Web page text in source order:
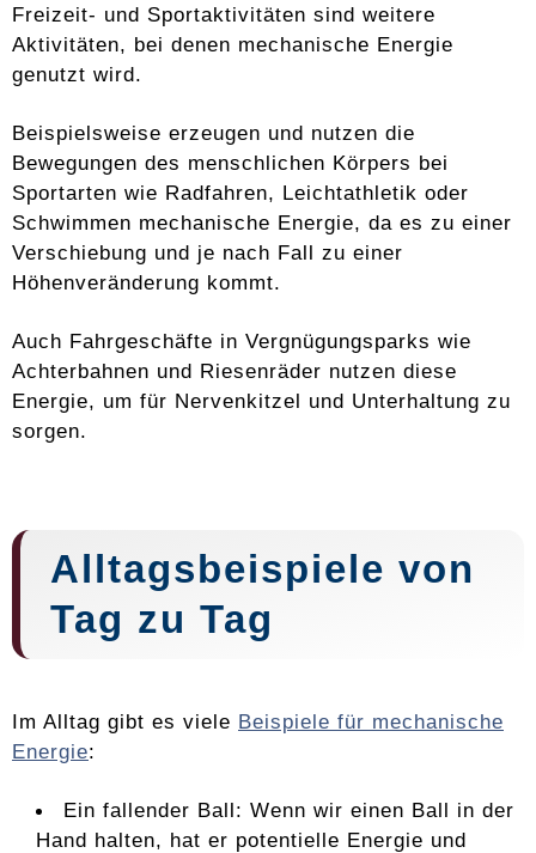
Freizeit- und Sportaktivitäten sind weitere
Aktivitäten, bei denen mechanische Energie
genutzt wird.
Beispielsweise erzeugen und nutzen die
Bewegungen des menschlichen Körpers bei
Sportarten wie Radfahren, Leichtathletik oder
Schwimmen mechanische Energie, da es zu einer
Verschiebung und je nach Fall zu einer
Höhenveränderung kommt.
Auch Fahrgeschäfte in Vergnügungsparks wie
Achterbahnen und Riesenräder nutzen diese
Energie, um für Nervenkitzel und Unterhaltung zu
sorgen.
Alltagsbeispiele von
Tag zu Tag
Im Alltag gibt es viele Beispiele für mechanische
Energie:
Ein fallender Ball: Wenn wir einen Ball in der
Hand halten, hat er potentielle Energie und